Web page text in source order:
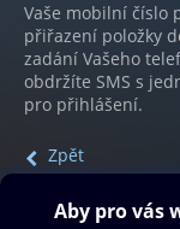
Vaše mobilní číslo
přiřazení položky
zadání Vašeho
obdržíte SMS s
pro přihlášení.
Zpět